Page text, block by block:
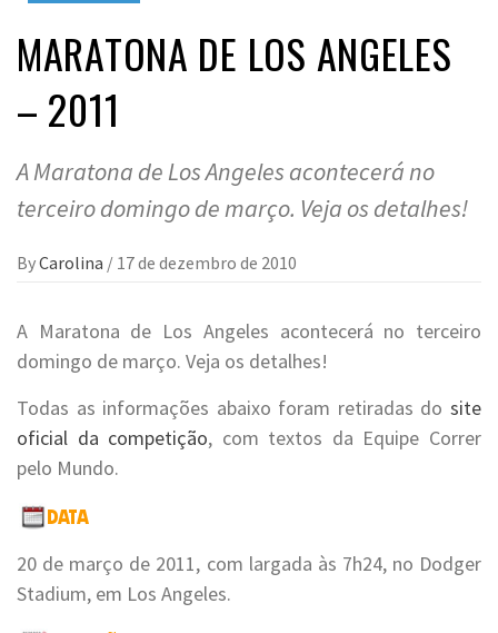
MARATONA DE LOS ANGELES
– 2011
A Maratona de Los Angeles acontecerá no
terceiro domingo de março. Veja os detalhes!
ByCarolina / 17 de dezembro de 2010
A Maratona de Los Angeles acontecerá no terceiro
domingo de março. Veja os detalhes!
Todas as informações abaixo foram retiradas do site
oficial da competição, com textos da Equipe Correr
pelo Mundo.
20 de março de 2011, com largada às 7h24, no Dodger
Stadium, em Los Angeles.